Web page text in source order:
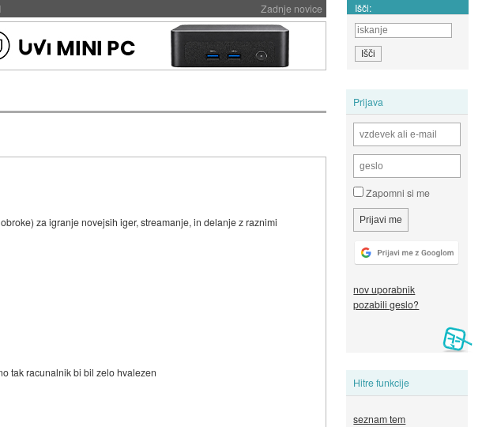
Zadnje novice Išči:
Prijava
Zapomni si me
nov uporabnik
pozabili geslo?
Hitre funkcije
seznam tem
za igranje novejsih iger, streamanje, in delanje z raznimi
tak racunalnik bi bil zelo hvalezen